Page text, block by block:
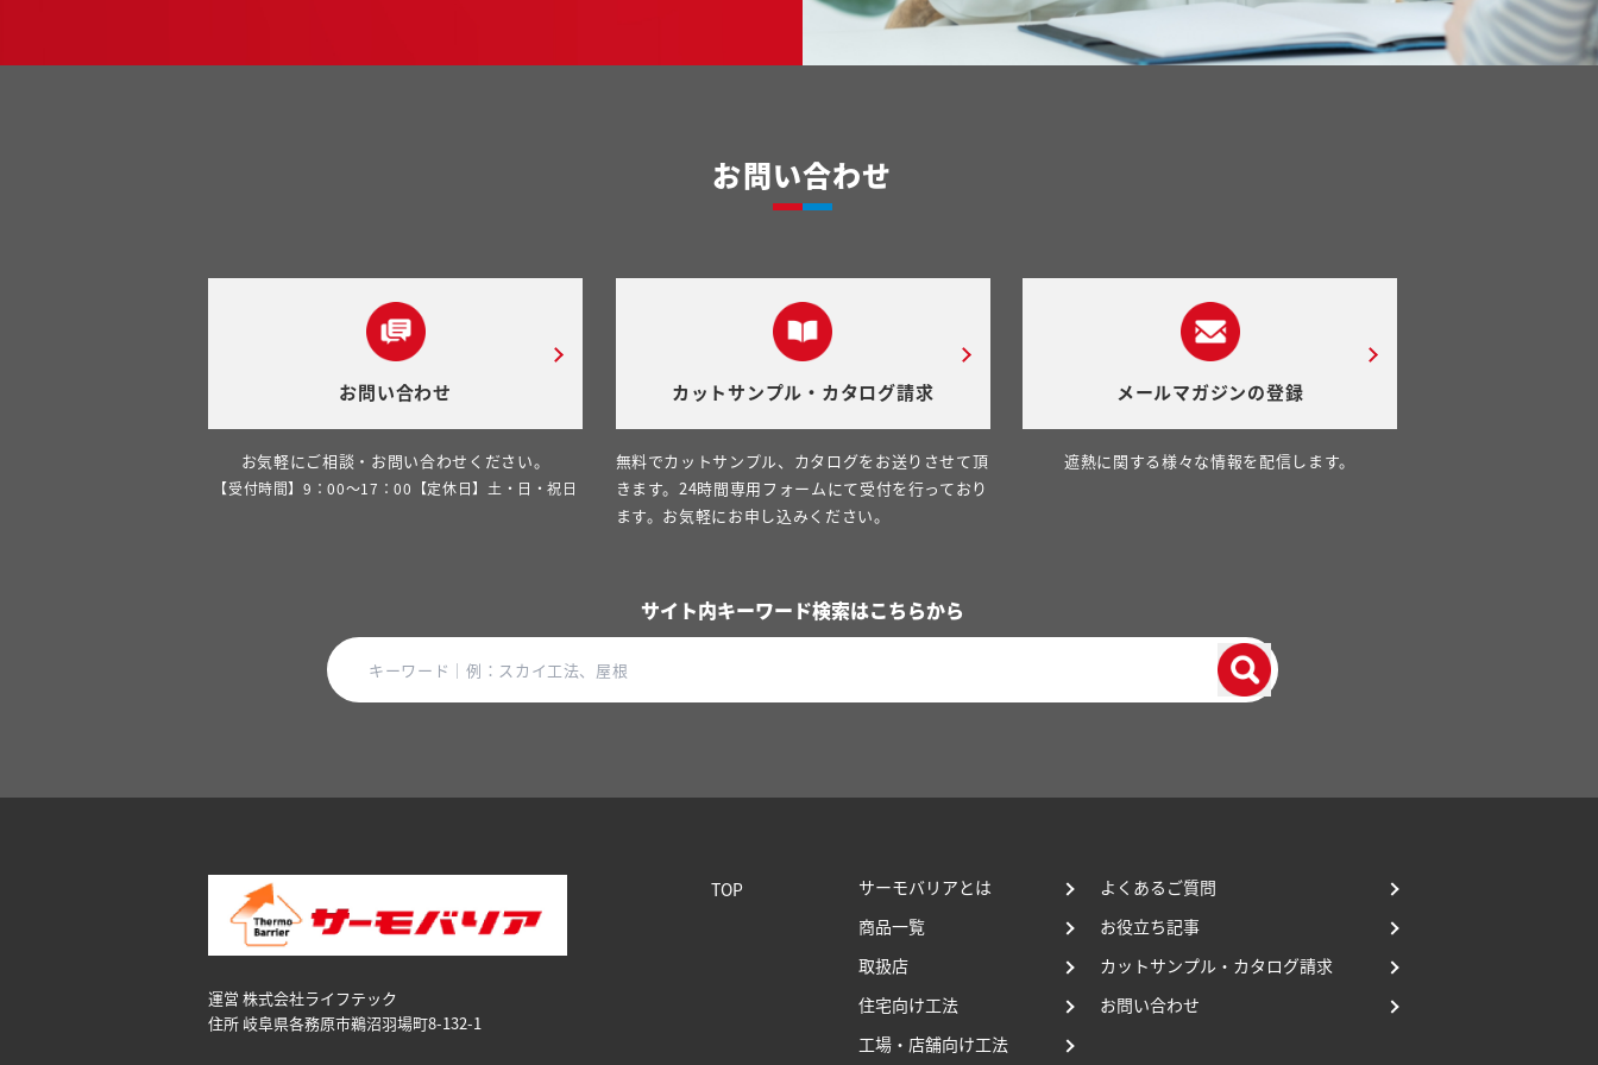
お問い合わせ
お問い合わせ
お気軽にご相談・お問い合わせください。
【受付時間】9：00～17：00【定休日】土・日・祝日
カットサンプル・カタログ請求
無料でカットサンプル、カタログをお送りさせて頂
きます。24時間専用フォームにて受付を行っており
ます。お気軽にお申し込みください。
メールマガジンの登録
遮熱に関する様々な情報を配信します。
サイト内キーワード検索はこちらから
運営 株式会社ライフテック
住所 岐阜県各務原市鵜沼⽻場町8-132-1
TOP
サーモバリアとは
商品一覧
取扱店
住宅向け工法
工場・店舗向け工法
よくあるご質問
お役立ち記事
カットサンプル・カタログ請求
お問い合わせ